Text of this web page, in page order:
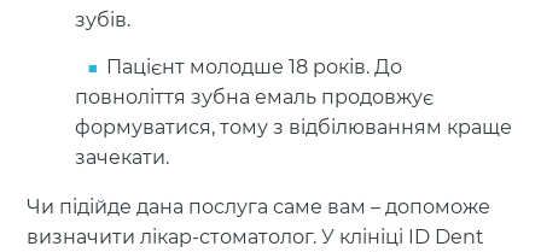
зубів.
Пацієнт молодше 18 років. До
повноліття зубна емаль продовжує
формуватися, тому з відбілюванням краще
зачекати.
Чи підійде дана послуга саме вам – допоможе
визначити лікар-стоматолог. У клініці ID Dent